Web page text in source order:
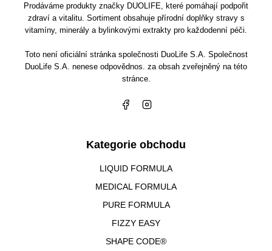
Prodáváme produkty značky DUOLIFE, které pomáhají podpořit
zdraví a vitalitu. Sortiment obsahuje přírodní doplňky stravy s
vitamíny, minerály a bylinkovými extrakty pro každodenní péči.
Toto není oficiální stránka společnosti DuoLife S.A. Společnost
DuoLife S.A. nenese odpovědnos. za obsah zveřejněný na této
stránce.
Kategorie obchodu
LIQUID FORMULA
MEDICAL FORMULA
PURE FORMULA
FIZZY EASY
SHAPE CODE®